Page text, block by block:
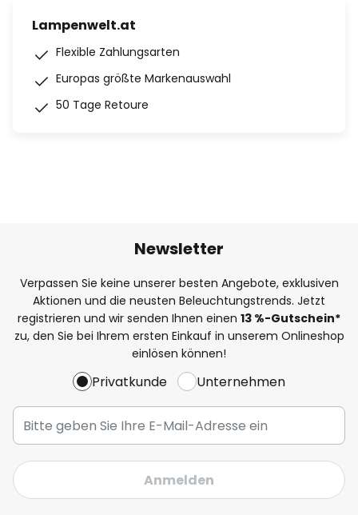
Lampenwelt.at
Flexible Zahlungsarten
Europas größte Markenauswahl
50 Tage Retoure
Newsletter
Verpassen Sie keine unserer besten Angebote, exklusiven
Aktionen und die neusten Beleuchtungstrends. Jetzt
registrieren und wir senden Ihnen einen 13 %-Gutschein*
zu, den Sie bei Ihrem ersten Einkauf in unserem Onlineshop
einlösen können!
Privatkunde Unternehmen
Anmelden